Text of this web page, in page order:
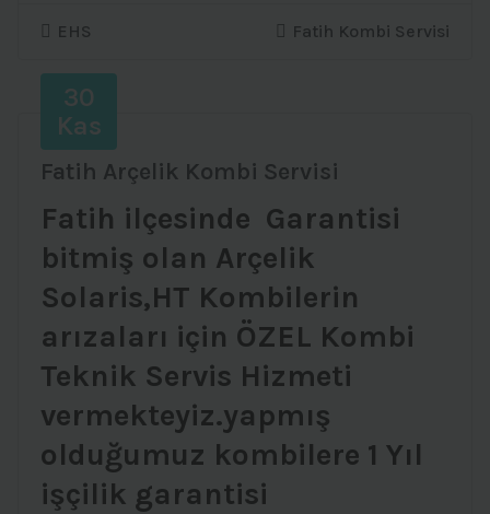
EHS Fatih Kombi Servisi
30
Kas
Fatih Arçelik Kombi Servisi
Fatih ilçesinde Garantisi
bitmiş olan Arçelik
Solaris,HT Kombilerin
arızaları için ÖZEL Kombi
Teknik Servis Hizmeti
vermekteyiz.yapmış
olduğumuz kombilere 1 Yıl
işçilik garantisi